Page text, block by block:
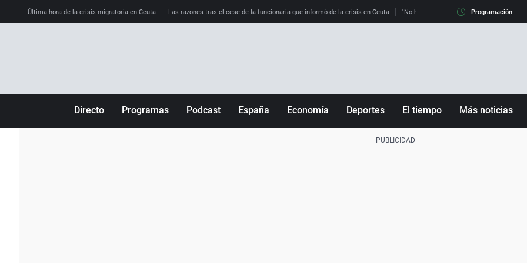
Última hora de la crisis migratoria en Ceuta Las razones tras el cese de la funcionaria que informó de la crisis en Ceuta "No hay mafias, que no nos engañen":
Programación
Directo Programas Podcast España Economía Deportes El tiempo Más noticias